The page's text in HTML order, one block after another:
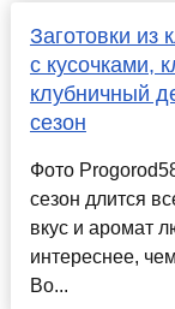
Заготовки из
с кусочками,
клубничный
сезон
Фото
сезон длится
вкус и аромат
интереснее,
Во...